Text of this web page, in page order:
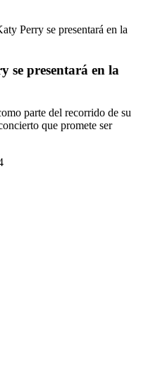
Perry se presentará en la
se presentará en la
parte del recorrido de su
que promete ser